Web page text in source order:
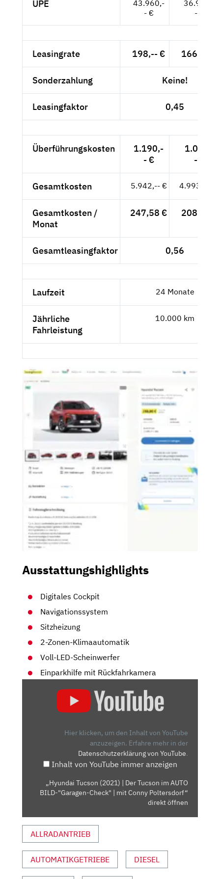
UPE
43.960,-
- €
36.941,-
- €
Leasingrate 198,-- € 166,39 €
Sonderzahlung Keine!
Leasingfaktor 0,45
Überführungskosten
1.190,-
- €
1.000,-
- €
Gesamtkosten 5.942,-- € 4.993,28 €
Gesamtkosten /
Monat
247,58 € 208,05 €
Gesamtleasingfaktor 0,56
Laufzeit 24 Monate
Jährliche
Fahrleistung
10.000 km
Ausstattungshighlights
Digitales Cockpit
Navigationssystem
Sitzheizung
2-Zonen-Klimaautomatik
Voll-LED-Scheinwerfer
Einparkhilfe mit Rückfahrkamera
"GARAGEN-
CHECK"
CONNY
POLTERSDORF“
VON
YOUTUBE
Hier klicken, um den Inhalt von YouTube
anzuzeigen. Erfahre mehr in der
Datenschutzerklärung von YouTube.
Inhalt von YouTube immer anzeigen
„Hyundai Tucson (2021) | Der Tucson im AUTO
BILD-"Garagen-Check" | mit Conny Poltersdorf“
direkt öffnen
ALLRADANTRIEB
AUTOMATIKGETRIEBE DIESEL